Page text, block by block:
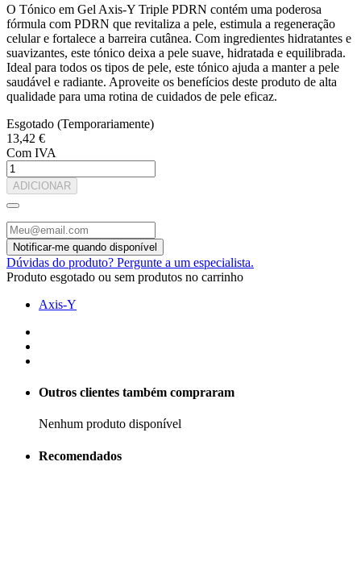
O Tónico em Gel Axis-Y Triple PDRN contém uma poderosa
fórmula com PDRN que revitaliza a pele, estimula a regeneração
celular e fortalece a barreira cutânea. Com ingredientes hidratantes e
suavizantes, este tónico deixa a pele suave, hidratada e equilibrada.
Ideal para todos os tipos de pele, este tónico ajuda a manter a pele
saudável e radiante. Aproveite os benefícios deste produto de alta
qualidade para uma rotina de cuidados de pele eficaz.
Esgotado (Temporariamente)
13,42 €
Com IVA
ADICIONAR
Dúvidas do produto? Pergunte a um especialista.
Produto esgotado ou sem produtos no carrinho
Axis-Y
Outros clientes também compraram
Nenhum produto disponível
Recomendados